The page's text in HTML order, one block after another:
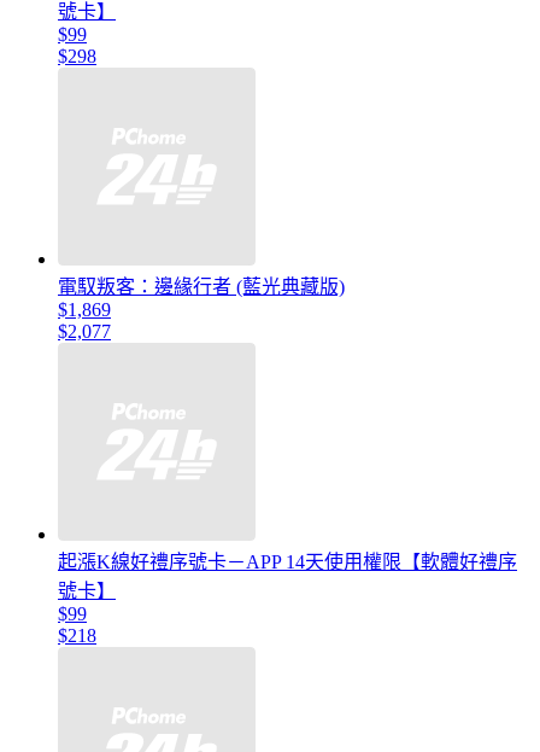
號卡】
$99
$298
電馭叛客：邊緣行者 (藍光典藏版)
$1,869
$2,077
起漲K線好禮序號卡－APP 14天使用權限【軟體好禮序
號卡】
$99
$218